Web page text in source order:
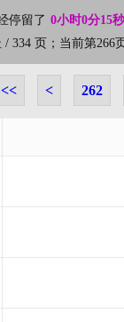
停留了 0小时0分15秒
/ 334 页；当前第266
<< < 262